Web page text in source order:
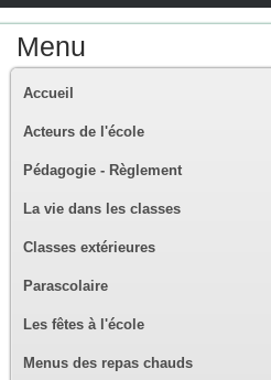
Menu
Accueil
Acteurs de l'école
Pédagogie - Règlement
La vie dans les classes
Classes extérieures
Parascolaire
Les fêtes à l'école
Menus des repas chauds